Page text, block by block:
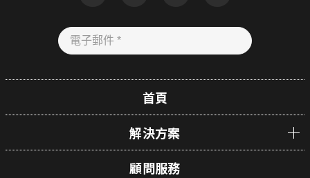
首頁
解決方案
顧問服務